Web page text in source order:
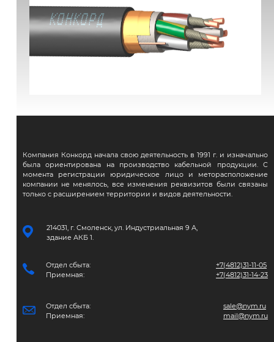
Компания Конкорд начала свою деятельность в 1991 г. и изначально
была ориентирована на производство кабельной продукции. С
момента регистрации юридическое лицо и меторасположение
компании не менялось, все изменения реквизитов были связаны
только с расширением территории и видов деятельности.
214031, г. Смоленск, ул. Индустриальная 9 А,
здание АКБ 1.
Отдел сбыта:
Приемная:
+7(4812)31-11-05
+7(4812)31-14-23
Отдел сбыта:
Приемная:
sale@nym.ru
mail@nym.ru